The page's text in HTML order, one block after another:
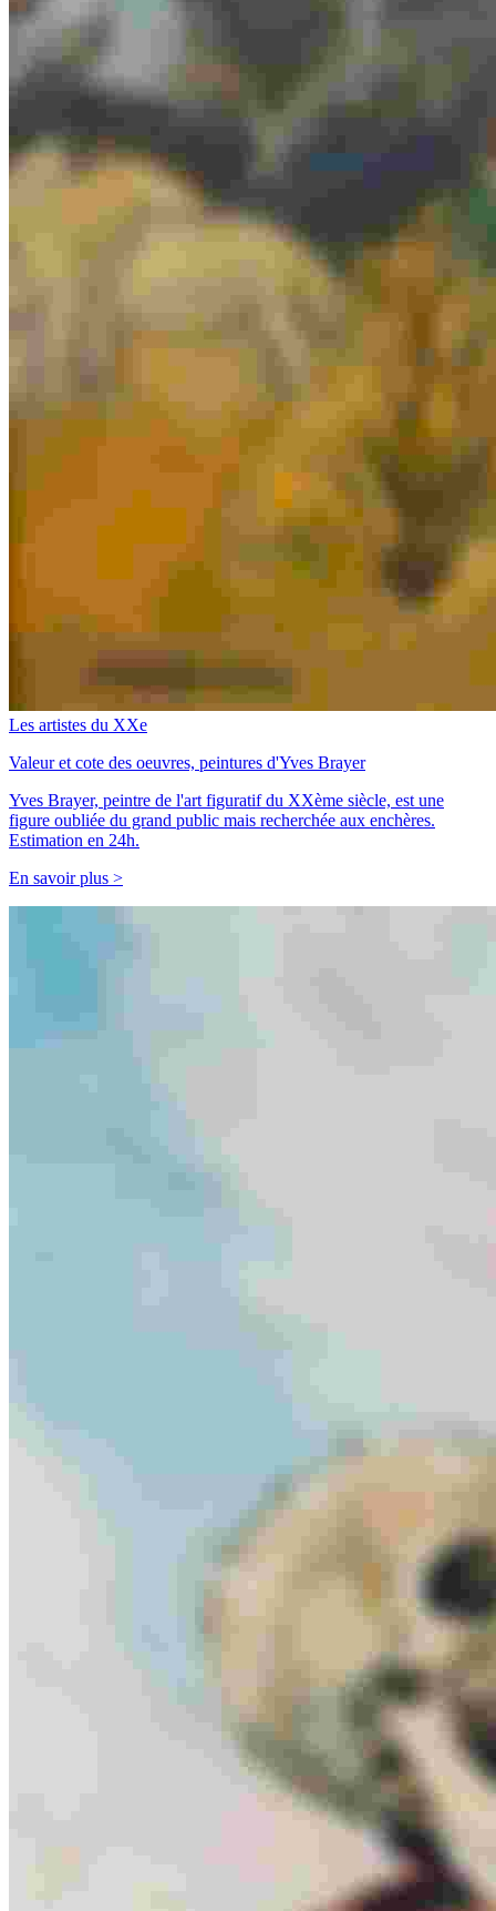
Les artistes du XXe
Valeur et cote des oeuvres, peintures d'Yves Brayer
Yves Brayer, peintre de l'art figuratif du XXème siècle, est une
figure oubliée du grand public mais recherchée aux enchères.
Estimation en 24h.
En savoir plus >